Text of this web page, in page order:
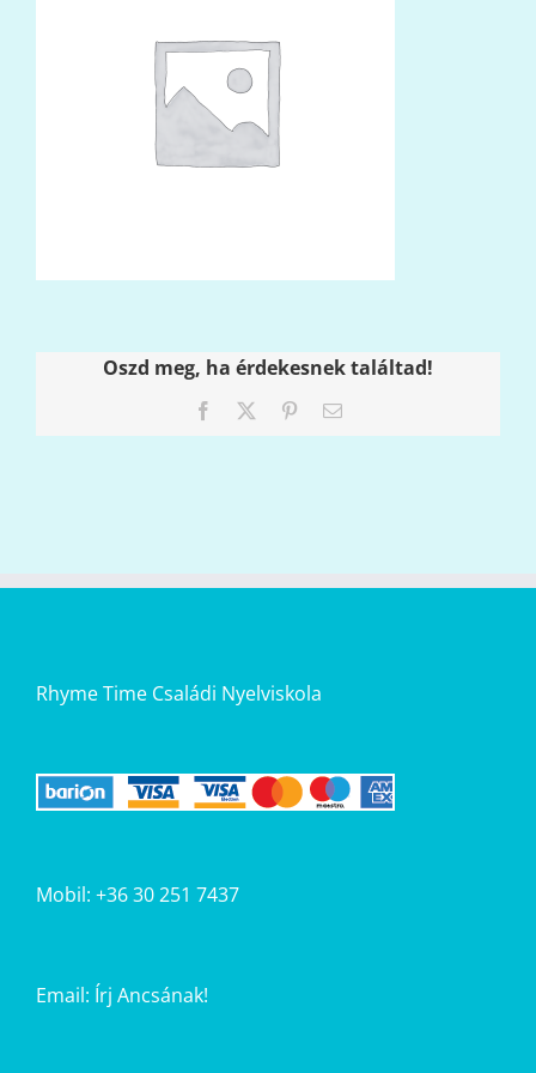
Oszd meg, ha érdekesnek találtad!
Facebook PinterestEmail:
Rhyme Time Családi Nyelviskola
Mobil: +36 30 251 7437
Email: Írj Ancsának!